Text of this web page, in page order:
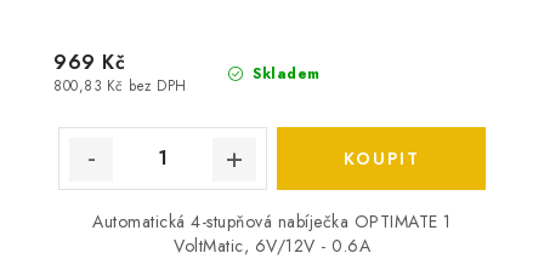
Skladem
800,83 Kč bez DPH
969 Kč
Automatická 4-stupňová nabíječka OPTIMATE 1
VoltMatic, 6V/12V - 0.6A